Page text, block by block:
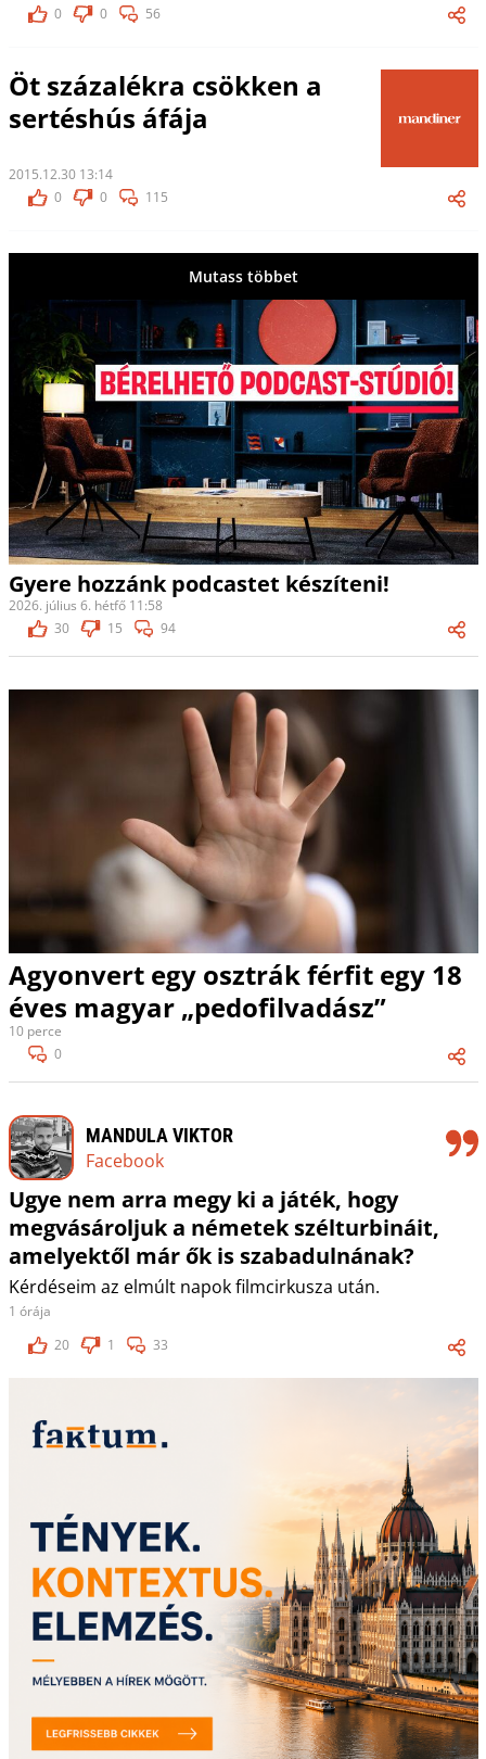
0
0 56
Öt százalékra csökken a
sertéshús áfája
2015.12.30 13:14
0
0 115
Mutass többet
Gyere hozzánk podcastet készíteni!
2026. július 6. hétfő 11:58
30
15 94
Agyonvert egy osztrák férfit egy 18
éves magyar „pedofilvadász”
10 perce
0
MANDULA VIKTOR
Facebook
Ugye nem arra megy ki a játék, hogy
megvásároljuk a németek szélturbináit,
amelyektől már ők is szabadulnának?
Kérdéseim az elmúlt napok filmcirkusza után.
1 órája
20
1 33